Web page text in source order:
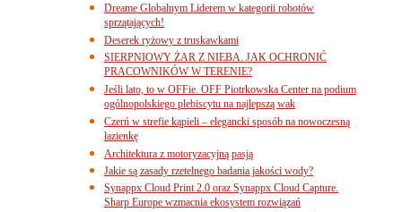
Dreame Globalnym Liderem w kategorii robotów
sprzątających!
Deserek ryżowy z truskawkami
SIERPNIOWY ŻAR Z NIEBA. JAK OCHRONIĆ
PRACOWNIKÓW W TERENIE?
Jeśli lato, to w OFFie. OFF Piotrkowska Center na podium
ogólnopolskiego plebiscytu na najlepszą wak
Czerń w strefie kąpieli – elegancki sposób na nowoczesną
łazienkę
Architektura z motoryzacyjną pasją
Jakie są zasady rzetelnego badania jakości wody?
Synappx Cloud Print 2.0 oraz Synappx Cloud Capture.
Sharp Europe wzmacnia ekosystem rozwiązań